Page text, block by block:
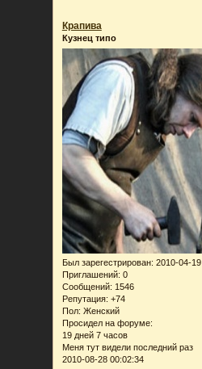
Крапива
Кузнец типо
Был зарегестрирован: 2010-04-19
Приглашений: 0
Сообщений: 1546
Репутация: +74
Пол: Женский
Просидел на форуме:
19 дней 7 часов
Меня тут видели последний раз
2010-08-28 00:02:34